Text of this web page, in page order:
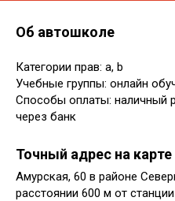
Об автошколе
Категории прав: a, b
Учебные группы: онлайн
Способы оплаты: наличный
через банк
Точный адрес на карте
Амурская, 60 в районе
расстоянии 600 м от